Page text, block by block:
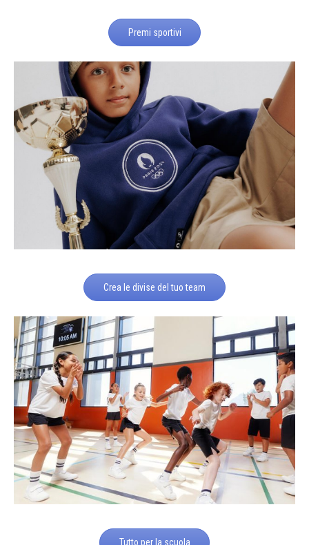
Premi sportivi
Crea le divise del tuo team
Tutto per la scuola